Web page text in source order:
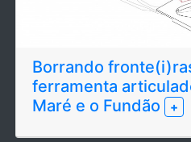
Borrando
ferramenta
Maré e o Fundão
+